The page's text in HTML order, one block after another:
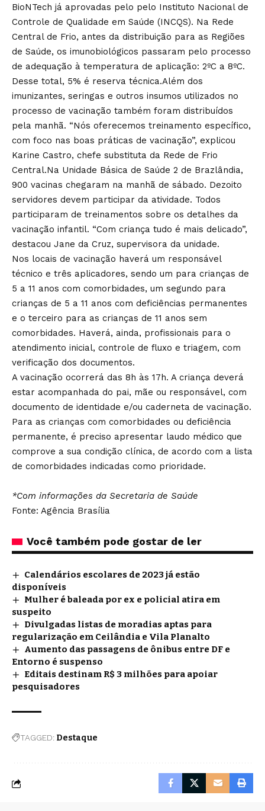
BioNTech já aprovadas pelo pelo Instituto Nacional de
Controle de Qualidade em Saúde (INCQS). Na Rede
Central de Frio, antes da distribuição para as Regiões
de Saúde, os imunobiológicos passaram pelo processo
de adequação à temperatura de aplicação: 2ºC a 8ºC.
Desse total, 5% é reserva técnica.Além dos
imunizantes, seringas e outros insumos utilizados no
processo de vacinação também foram distribuídos
pela manhã. “Nós oferecemos treinamento específico,
com foco nas boas práticas de vacinação”, explicou
Karine Castro, chefe substituta da Rede de Frio
Central.Na Unidade Básica de Saúde 2 de Brazlândia,
900 vacinas chegaram na manhã de sábado. Dezoito
servidores devem participar da atividade. Todos
participaram de treinamentos sobre os detalhes da
vacinação infantil. “Com criança tudo é mais delicado”,
destacou Jane da Cruz, supervisora da unidade.
Nos locais de vacinação haverá um responsável
técnico e três aplicadores, sendo um para crianças de
5 a 11 anos com comorbidades, um segundo para
crianças de 5 a 11 anos com deficiências permanentes
e o terceiro para as crianças de 11 anos sem
comorbidades. Haverá, ainda, profissionais para o
atendimento inicial, controle de fluxo e triagem, com
verificação dos documentos.
A vacinação ocorrerá das 8h às 17h. A criança deverá
estar acompanhada do pai, mãe ou responsável, com
documento de identidade e/ou caderneta de vacinação.
Para as crianças com comorbidades ou deficiência
permanente, é preciso apresentar laudo médico que
comprove a sua condição clínica, de acordo com a lista
de comorbidades indicadas como prioridade.
*Com informações da Secretaria de Saúde
Fonte: Agência Brasília
Você também pode gostar de ler
Calendários escolares de 2023 já estão
disponíveis
Mulher é baleada por ex e policial atira em
suspeito
Divulgadas listas de moradias aptas para
regularização em Ceilândia e Vila Planalto
Aumento das passagens de ônibus entre DF e
Entorno é suspenso
Editais destinam R$ 3 milhões para apoiar
pesquisadores
TAGGED: Destaque